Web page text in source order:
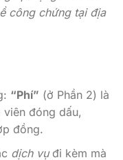
công chứng tại địa
“Phí” (ở Phần 2) là
đóng dấu,
đồng.
dịch vụđi kèm mà